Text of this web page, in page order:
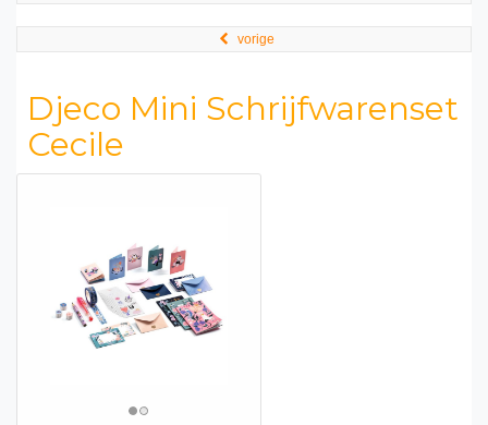
vorige
Djeco Mini Schrijfwarenset
Cecile